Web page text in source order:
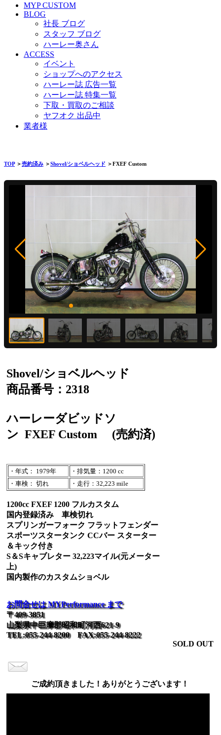
MYP CUSTOM
BLOG
社長 ブログ
スタッフ ブログ
ハーレー奥さん
ACCESS
イベント
ショップへのアクセス
ハーレー誌 広告一覧
ハーレー誌 特集一覧
下取・買取のご相談
ヤフオク 出品中
業者様
TOP＞売約済み ＞Shovel/ショベルヘッド ＞FXEF Custom
Shovel/ショベルヘッド
商品番号：2318
ハーレーダビッドソ
ン FXEF Custom (売約済)
・年式： 1979年
・排気量：1200 cc
・車検： 切れ
・走行：32,223 mile
1200cc FXEF 1200 フルカスタム
国内登録済み 車検切れ
スプリンガーフォーク フラットフェンダー
スポーツスタータンク CCバー スターター
＆キック付き
S＆Sキャブレター 32,223マイル(元メーター
上)
国内製作のカスタムショベル
お問合せは MYPerformance まで
〒409-3851
山梨県中巨摩郡昭和町河西621-9
TEL:055-244-8200 FAX:055-244-8222
SOLD OUT
ご成約頂きました！ありがとうございます！